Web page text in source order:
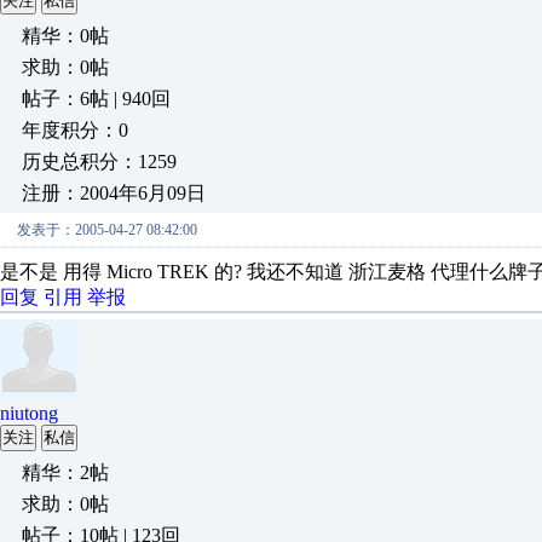
精华：0帖
求助：0帖
帖子：6帖 | 940回
年度积分：0
历史总积分：1259
注册：2004年6月09日
发表于：2005-04-27 08:42:00
是不是 用得 Micro TREK 的? 我还不知道 浙江麦格 代理什么牌
回复 引用 举报
niutong
关注 私信
精华：2帖
求助：0帖
帖子：10帖 | 123回